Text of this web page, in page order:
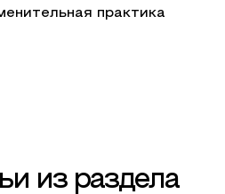
практика
из раздела